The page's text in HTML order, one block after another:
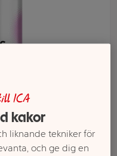
ICA
kakor
liknande tekniker för
och ge dig en